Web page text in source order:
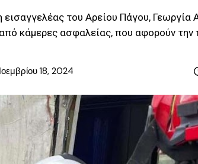
του Αρείου Πάγου, Γεωργία
κάμερες ασφαλείας, που αφορούν την
18, 2024